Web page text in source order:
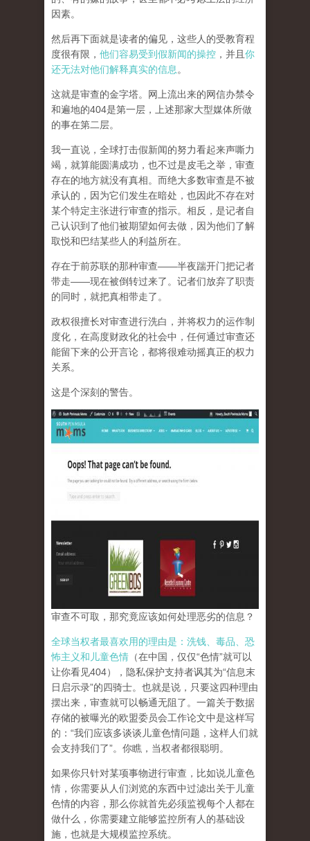
因素。
然后再下面就是读者的偏见，这些人的受教育程
度很有限， 他们容易受到假新闻的操控 ，并且 你
还无法对他们解释真实的信息 。
这就是审查的金字塔。网上流出来的网信办禁令
和遍地的404是第一层，上述那家大型媒体所做
的事在第二层。
我一直说，全球打击假新闻的努力看起来声嘶力
竭，就算能圆满成功，也不过是皮毛之举，审查
存在的地方就没有真相。而绝大多数审查是不被
承认的，因为它们发生在暗处，也因此不存在对
某个特定主张进行审查的指示。相反，是记者自
己认识到了他们被期望如何去做，因为他们了解
取悦和巴结某些人的利益所在。
存在于前苏联的那种审查——半夜踹开门把记者
带走——现在被倒转过来了。记者们放弃了职责
的同时，就把真相带走了。
政权很擅长对审查进行洗白，并将权力的运作制
度化，在高度财政化的社会中，任何通过审查还
能留下来的公开言论，都将很难动摇真正的权力
关系。
这是个深刻的警告。
审查不可取，那究竟应该如何处理恶劣的信息？
全球当权者最喜欢用的理由是：洗钱、毒品、恐
怖主义和儿童色情 （在中国，仅仅“色情”就可以
让你看见404），隐私保护支持者讽其为“信息末
日启示录”的四骑士。也就是说，只要这四种理由
摆出来，审查就可以畅通无阻了。一篇关于数据
存储的被曝光的欧盟委员会工作论文中是这样写
的：“我们应该多谈谈儿童色情问题，这样人们就
会支持我们了”。你瞧，当权者都很聪明。
如果你只针对某项事物进行审查，比如说儿童色
情，你需要从人们浏览的东西中过滤出关于儿童
色情的内容，那么你就首先必须监视每个人都在
做什么，你需要建立能够监控所有人的基础设
施，也就是大规模监控系统。